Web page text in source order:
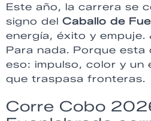
Este año, la carrera se
signo del Caballo de
energía, éxito y empuje.
Para nada. Porque esta
eso: impulso, color y un
que traspasa fronteras.
Corre Cobo